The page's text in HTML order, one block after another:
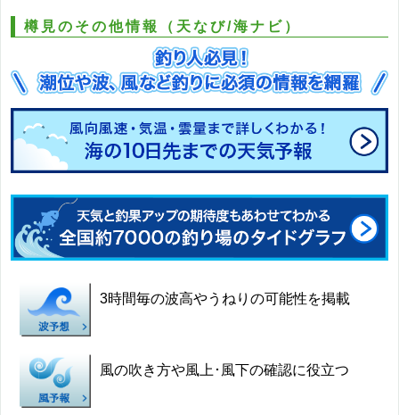
樽見のその他情報（天なび/海ナビ）
3時間毎の波高やうねりの可能性を掲載
風の吹き方や風上･風下の確認に役立つ